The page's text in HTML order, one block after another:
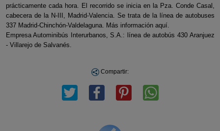
prácticamente cada hora. El recorrido se inicia en la Pza. Conde Casal,
cabecera de la N-III, Madrid-Valencia. Se trata de la línea de autobuses
337 Madrid-Chinchón-Valdelaguna. Más información aquí.
Empresa Autominibús Interurbanos, S.A.: línea de autobús 430 Aranjuez
- Villarejo de Salvanés.
Compartir: